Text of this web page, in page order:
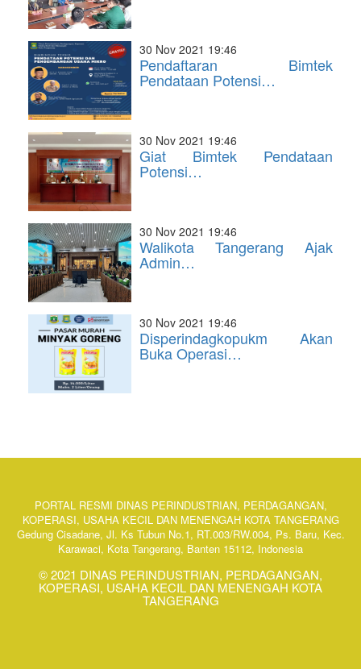
30 Nov 2021 19:46
Pendaftaran Bimtek
Pendataan Potensi…
30 Nov 2021 19:46
Giat Bimtek Pendataan
Potensi…
30 Nov 2021 19:46
Walikota Tangerang Ajak
Admin…
30 Nov 2021 19:46
Disperindagkopukm Akan
Buka Operasi…
PORTAL RESMI DINAS PERINDUSTRIAN, PERDAGANGAN,
KOPERASI, USAHA KECIL DAN MENENGAH KOTA TANGERANG
Gedung Cisadane, Jl. Ks Tubun No.1, RT.003/RW.004, Ps. Baru, Kec.
Karawaci, Kota Tangerang, Banten 15112, Indonesia
© 2021 DINAS PERINDUSTRIAN, PERDAGANGAN,
KOPERASI, USAHA KECIL DAN MENENGAH KOTA
TANGERANG